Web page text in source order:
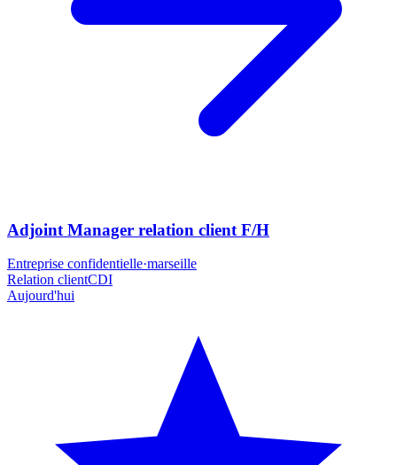
Adjoint Manager relation client F/H
Entreprise confidentielle·marseille
Relation clientCDI
Aujourd'hui